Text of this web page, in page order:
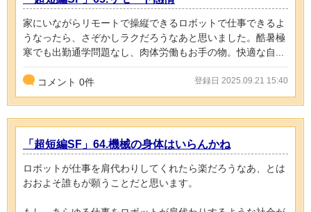
家にいながらリモートで操縦できるロボットで仕事できるよ
うなったら、さぞかしラクだろうなあと思いました。酷暑極
寒でも出勤通学問題なし、肉体労働もお手の物。快適な自...
コメント 0件 登録日 2025.09.21 15:40
「超短編SF」64.機械の身体はいらんかね
ロボットが仕事を肩代わりしてくれたら楽だろうなあ、とは
おおよそ誰もが願うことだと思います。